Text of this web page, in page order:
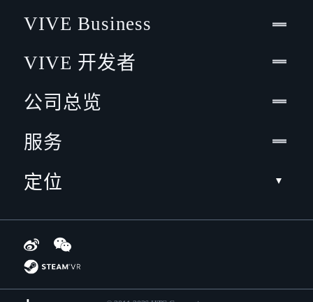
VIVE Business
VIVE 开发者
公司总览
服务
定位